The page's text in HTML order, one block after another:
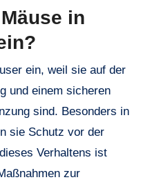
in
ein, weil sie auf der
und einem sicheren
sind. Besonders in
sie Schutz vor der
Verhaltens ist
zur